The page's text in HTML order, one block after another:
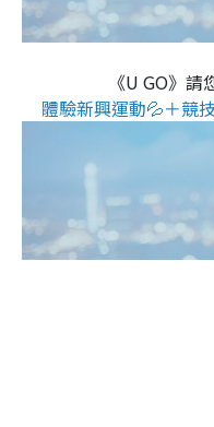
《U GO》請
體驗新興運動💦＋競